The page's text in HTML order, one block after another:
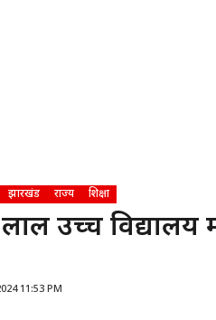
झारखंड राज्य शिक्षा
लाल उच्च
11:53 PM